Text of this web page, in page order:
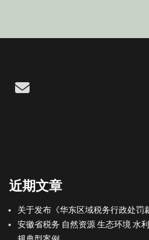
Email
近期文章
关于发布《华东区域税务行政处罚
安徽省税务 自然资源 生态环境 水